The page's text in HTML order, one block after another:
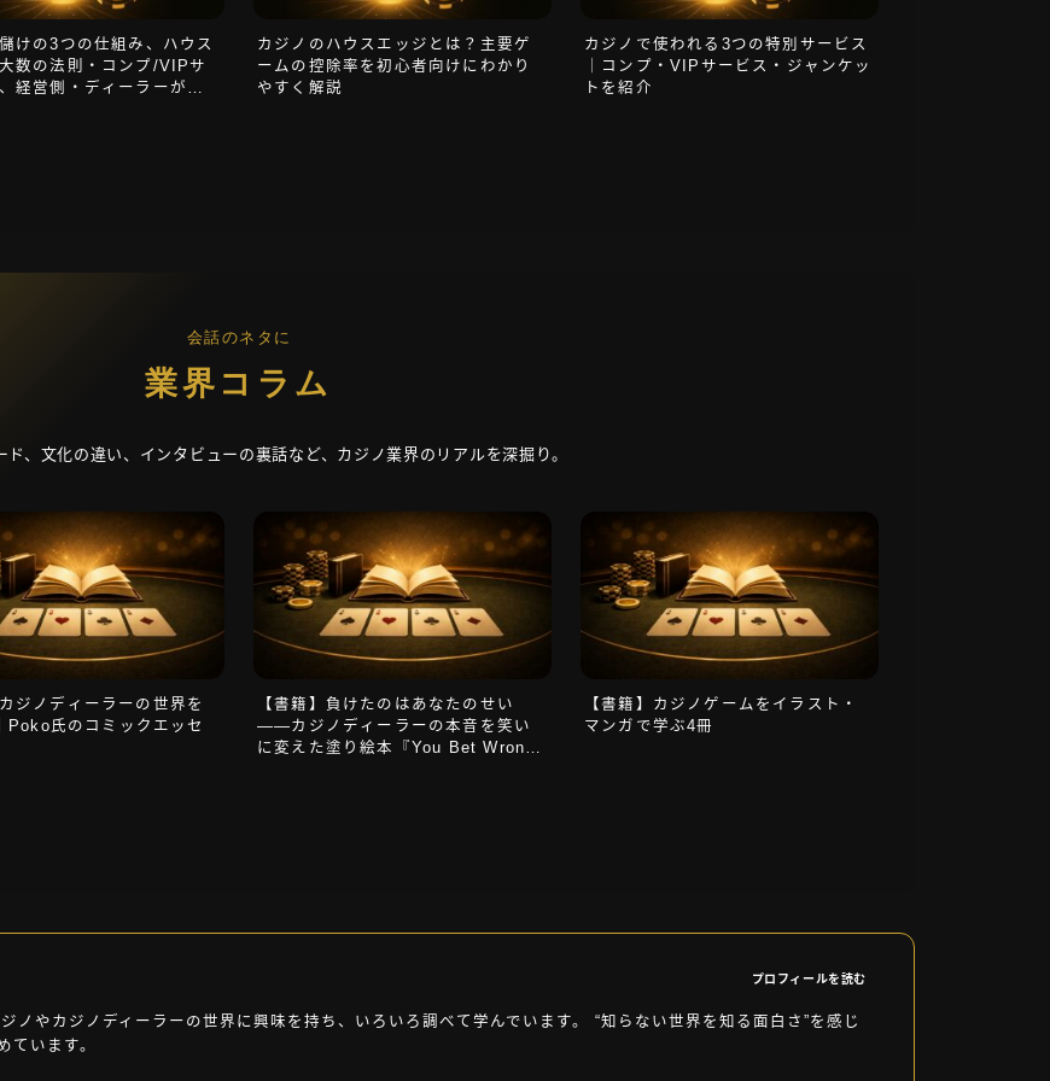
けの3つの仕組み、ハウス
数の法則・コンプ/VIPサ
経営側・ディーラーが行
カジノのハウスエッジとは？主要ゲ
ームの控除率を初心者向けにわかり
やすく解説
カジノで使われる3つの特別サービス
｜コンプ・VIPサービス・ジャンケッ
トを紹介
会話のネタに
業界コラム
ド、文化の違い、インタビューの裏話など、カジノ業界のリアルを深掘り。
カジノディーラーの世界を
Poko氏のコミックエッセ
【書籍】負けたのはあなたのせい
——カジノディーラーの本音を笑い
に変えた塗り絵本『You Bet Wrong,
【書籍】カジノゲームをイラスト・
マンガで学ぶ4冊
ノやカジノディーラーの世界に興味を持ち、いろいろ調べて学んでいます。 “知らない世界を知る面白さ”を感じ
ています。
プロフィールを読む